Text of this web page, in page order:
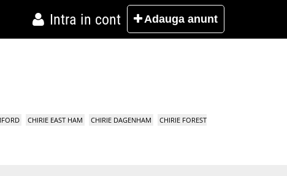
Intra in cont Adauga anunt
CHIRIE EAST HAM CHIRIE DAGENHAM
CHIRIE FOREST